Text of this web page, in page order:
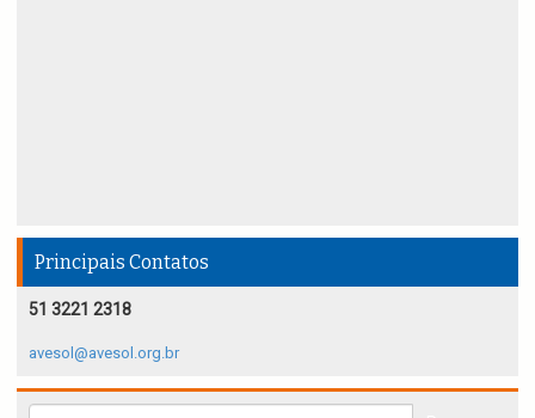
Principais Contatos
51 3221 2318
avesol@avesol.org.br